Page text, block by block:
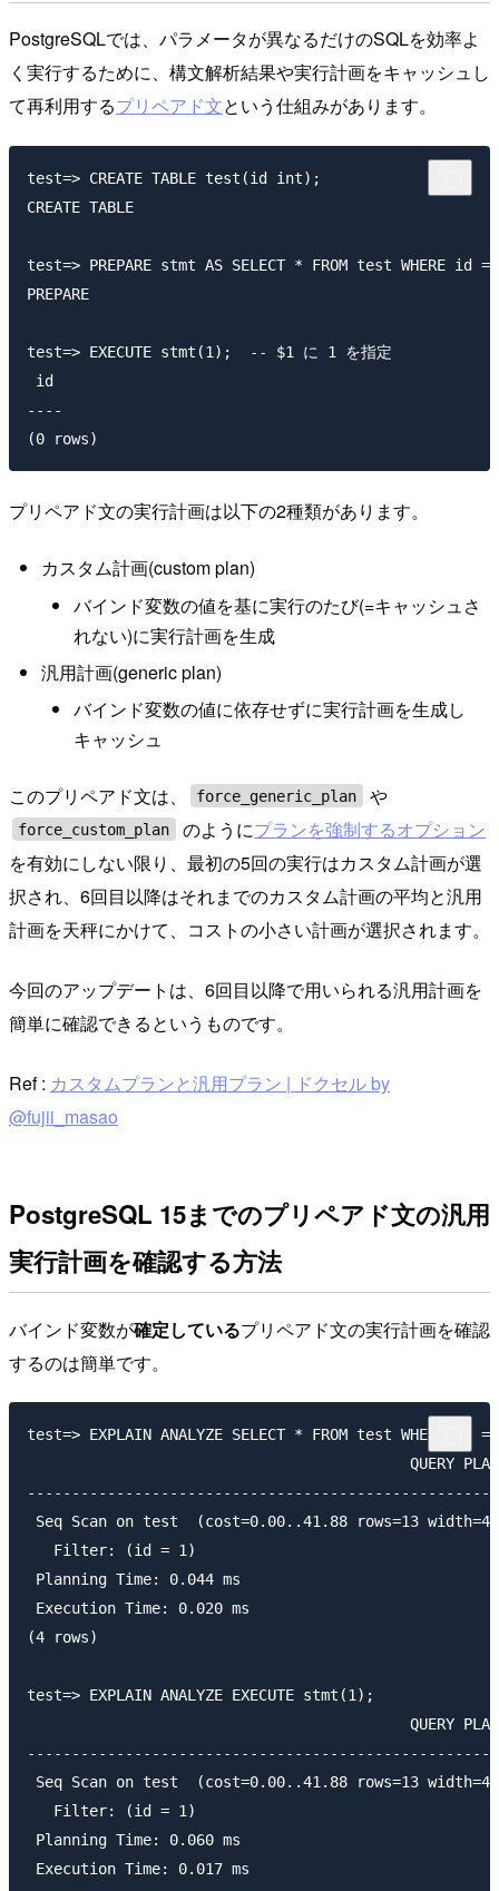
PostgreSQLでは、パラメータが異なるだけのSQLを効率よ
く実行するために、構文解析結果や実行計画をキャッシュし
て再利用するプリペアド文という仕組みがあります。
test=> CREATE TABLE test(id int);
CREATE TABLE
test=> PREPARE stmt AS SELECT * FROM test WHERE id
PREPARE
test=> EXECUTE stmt(1);  -- $1 に 1 を指定
id
----
プリペアド文の実行計画は以下の2種類があります。
カスタム計画(custom plan)
バインド変数の値を基に実行のたび(=キャッシュさ
れない)に実行計画を生成
汎用計画(generic plan)
バインド変数の値に依存せずに実行計画を生成し
キャッシュ
このプリペアド文は、 force_generic_plan や
force_custom_plan のようにプランを強制するオプション
を有効にしない限り、最初の5回の実行はカスタム計画が選
択され、6回目以降はそれまでのカスタム計画の平均と汎用
計画を天秤にかけて、コストの小さい計画が選択されます。
今回のアップデートは、6回目以降で用いられる汎用計画を
簡単に確認できるというものです。
Ref : カスタムプランと汎用プラン | ドクセル by
@fujii_masao
PostgreSQL 15までのプリペアド文の汎用
実行計画を確認する方法
バインド変数が確定しているプリペアド文の実行計画を確認
するのは簡単です。
test=> EXPLAIN ANALYZE SELECT * FROM test WHERE id
                                           QUERY PLAN
Seq Scan on test  (cost=0.00..41.88 rows=13
   Filter: (id = 1)
Planning Time: 0.044 ms
Execution Time: 0.020 ms
(4 rows)
test=> EXPLAIN ANALYZE EXECUTE stmt(1);
                                           QUERY PLAN
Seq Scan on test  (cost=0.00..41.88 rows=13
   Filter: (id = 1)
Planning Time: 0.060 ms
Execution Time: 0.017 ms